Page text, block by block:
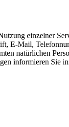
einzelner
E-Mail,
natürlichen
informieren